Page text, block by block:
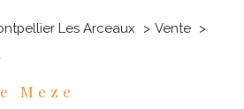
Les Arceaux
Vente
Meze